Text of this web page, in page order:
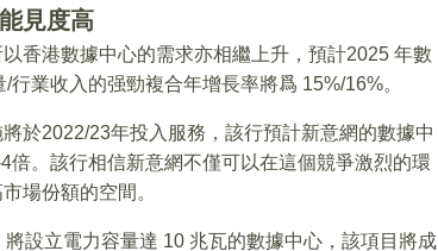
見度高
香港數據中心的需求亦相繼上升，預計2025 年數
業收入的强勁複合年增長率將爲 15%/16%。
於2022/23年投入服務，該行預計新意網的數據中
。該行相信新意網不僅可以在這個競爭激烈的環
場份額的空間。
設立電力容量達 10 兆瓦的數據中心，該項目將成